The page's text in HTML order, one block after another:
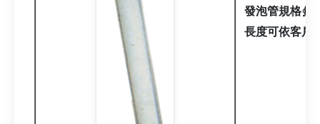
發泡管規格
長度可依客戶